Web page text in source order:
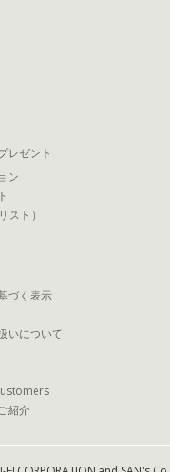
レゼント
ン
スト）
づく表示
いについて
紹介